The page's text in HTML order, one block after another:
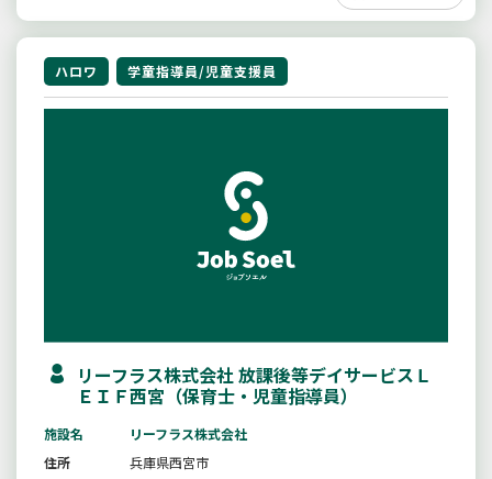
ハロワ 学童指導員/児童支援員
リーフラス株式会社 放課後等デイサービスＬ
ＥＩＦ西宮（保育士・児童指導員）
施設名
リーフラス株式会社
住所
兵庫県西宮市